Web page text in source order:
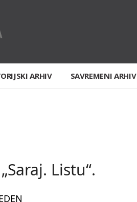
ARHIV SAVREMENI ARHIV
Listu“.